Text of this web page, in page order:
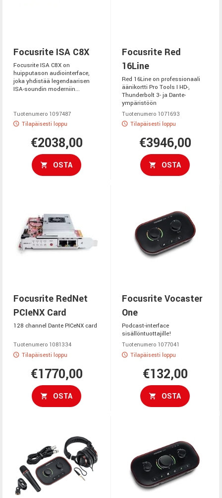
Focusrite ISA C8X
Focusrite ISA C8X on
huipputason audiointerface,
joka yhdistää legendaarisen
ISA-soundin moderniin...
Tuotenumero 1097487
Tilapäisesti loppu
€2038,00
OSTA
Focusrite Red
16Line
Red 16Line on professionaali
äänikortti Pro Tools I HD-,
Thunderbolt 3- ja Dante-
ympäristöön
Tuotenumero 1071693
Tilapäisesti loppu
€3946,00
OSTA
Focusrite RedNet
PCIeNX Card
128 channel Dante PICeNX card
Tuotenumero 1081334
Tilapäisesti loppu
€1770,00
OSTA
Focusrite Vocaster
One
Podcast-interface
sisällöntuottajille!
Tuotenumero 1077041
Tilapäisesti loppu
€132,00
OSTA